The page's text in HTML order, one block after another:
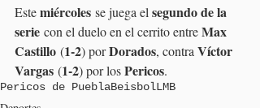
Este miércoles se juega el segundo de la
serie con el duelo en el cerrito entre Max
Castillo (1-2) por Dorados, contra Víctor
Vargas (1-2) por los Pericos.
Pericos de PueblaBeisbolLMB